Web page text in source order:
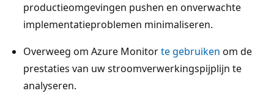
productieomgevingen pushen en onverwachte
implementatieproblemen minimaliseren.
Overweeg om Azure Monitorte gebruiken om de
prestaties van uw stroomverwerkingspijplijn te
analyseren.